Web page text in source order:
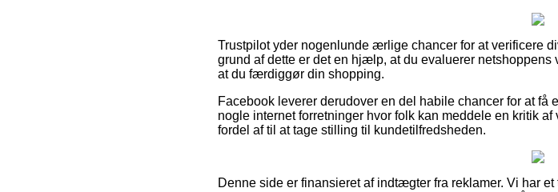
Trustpilot yder nogenlunde ærlige chancer for at verificere
grund af dette er det en hjælp, at du evaluerer
at du færdiggør din shopping.
Facebook leverer derudover en del habile chancer for at
nogle internet forretninger hvor folk kan meddele en kritik
fordel af til at tage stilling til kundetilfredsheden.
Denne side er finansieret af indtægter fra reklamer. Vi har